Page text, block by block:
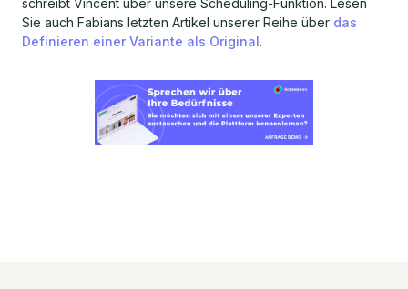
schreibt Vincent über unsere Scheduling-Funktion. Lesen
Sie auch Fabians letzten Artikel unserer Reihe über das
Definieren einer Variante als Original.